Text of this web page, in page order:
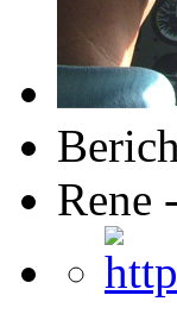
Rene